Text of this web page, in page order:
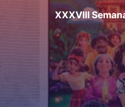
XXXVIII